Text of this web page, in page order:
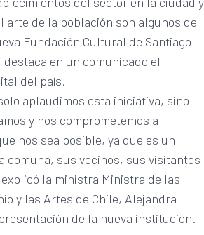
arte de la población son algunos de
Fundación Cultural de Santiago
destaca en un comunicado el
del país.
aplaudimos esta iniciativa, sino
y nos comprometemos a
nos sea posible, ya que es un
comuna, sus vecinos, sus visitantes
explicó la ministra Ministra de las
y las Artes de Chile, Alejandra
de la nueva institución.